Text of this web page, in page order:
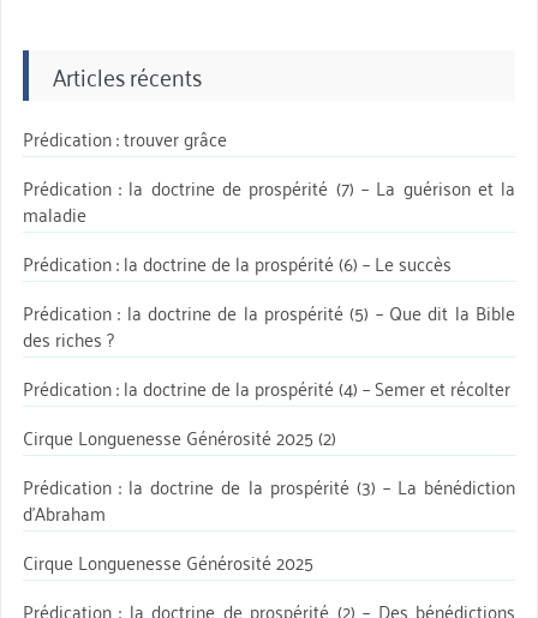
Articles récents
Prédication : trouver grâce
Prédication : la doctrine de prospérité (7) – La guérison et la
maladie
Prédication : la doctrine de la prospérité (6) – Le succès
Prédication : la doctrine de la prospérité (5) – Que dit la Bible
des riches ?
Prédication : la doctrine de la prospérité (4) – Semer et récolter
Cirque Longuenesse Générosité 2025 (2)
Prédication : la doctrine de la prospérité (3) – La bénédiction
d’Abraham
Cirque Longuenesse Générosité 2025
Prédication : la doctrine de prospérité (2) – Des bénédictions